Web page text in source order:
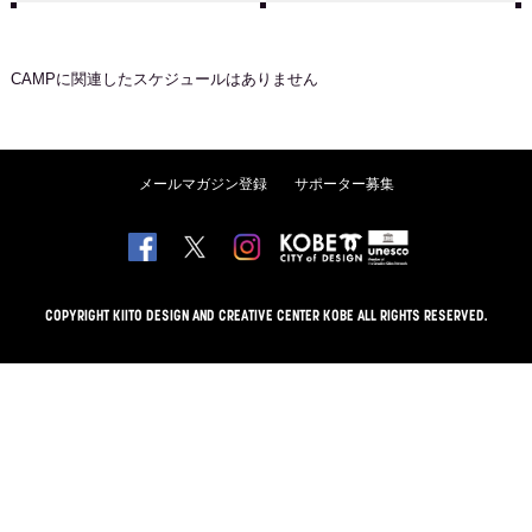
CAMPに関連したスケジュールはありません
メールマガジン登録 サポーター募集
COPYRIGHT KIITO DESIGN AND CREATIVE CENTER KOBE ALL RIGHTS RESERVED.